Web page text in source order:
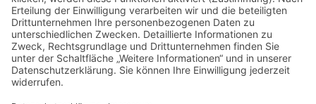
Kontakt
Impressum
Datenschutzerklärung
Mitgliederbereich